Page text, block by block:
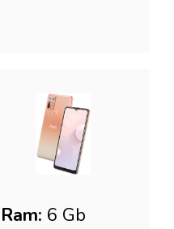
Ram: 6 Gb